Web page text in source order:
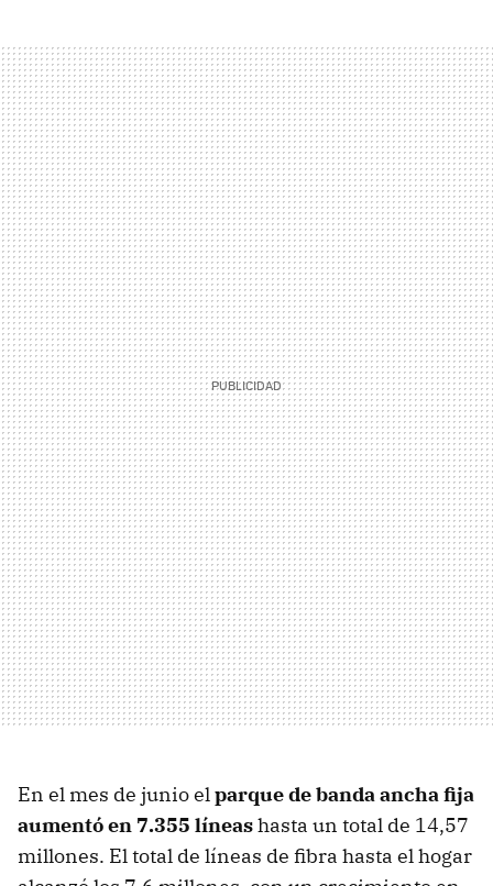
En el mes de junio elparque de banda ancha fija
aumentó en 7.355 líneashasta un total de 14,57
millones. El total de líneas de fibra hasta el hogar